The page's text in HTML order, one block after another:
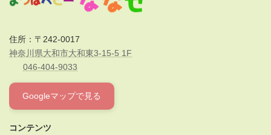
住所：〒242-0017
神奈川県大和市大和東3-15-5 1F
046-404-9033
Googleマップで見る
コンテンツ